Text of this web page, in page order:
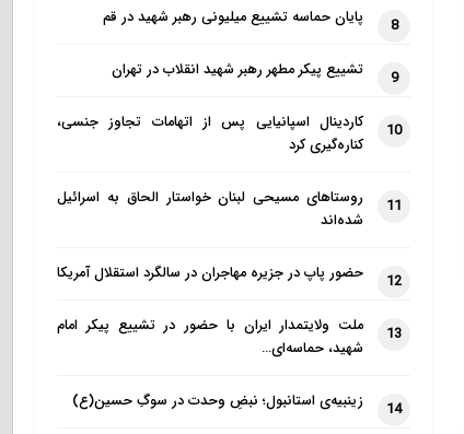
8 پایان حماسه تشییع میلیونی رهبر شهید در قم
9 تشییع پیکر مطهر رهبر شهید انقلاب در تهران
10
کاردینال اسپانیایی پس از اتهامات تجاوز جنسی،
کناره‌گیری کرد
11
روستاهای مسیحی لبنان خواستار الحاق به اسرائیل
شده‌اند
12 حضور پاپ در جزیره مهاجران در سالگرد استقلال آمریکا
13
ملت ولایتمدار ایران با حضور در تشییع پیکر امام
شهید، حماسه‌ای…
14 زینبیه‌ی استانبول؛ نبضِ وحدت در سوگِ حسین(ع)